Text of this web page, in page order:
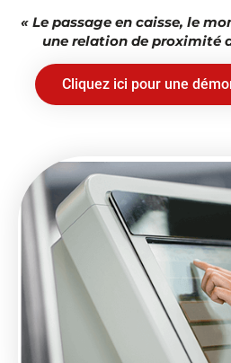
« Le passage en caisse, le
une relation de proximité
Cliquez ici pour une